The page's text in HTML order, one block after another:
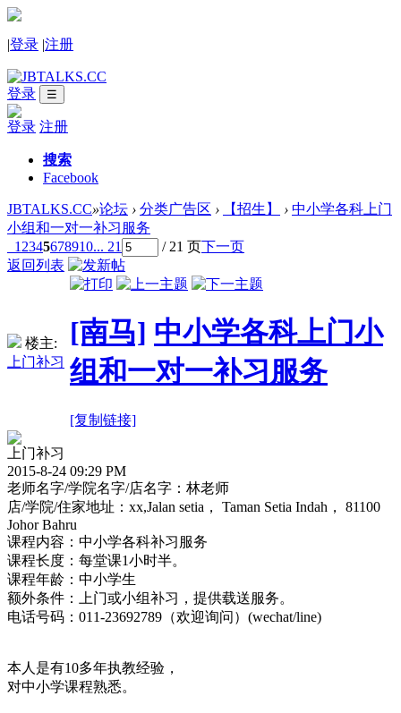
|登录 |注册
登录 ☰
登录 注册
搜索
Facebook
JBTALKS.CC»论坛 › 分类广告区 › 【招生】 › 中小学各科上门
小组和一对一补习服务
1 2345678910... 21 / 21 页下一页
返回列表
楼主:
上门补习
[南马] 中小学各科上门小
组和一对一补习服务
[复制链接]
上门补习
2015-8-24 09:29 PM
老师名字/学院名字/店名字：林老师
店/学院/住家地址：xx,Jalan setia， Taman Setia Indah， 81100
Johor Bahru
课程内容：中小学各科补习服务
课程长度：每堂课1小时半。
课程年龄：中小学生
额外条件：上门或小组补习，提供载送服务。
电话号码：011-23692789（欢迎询问）(wechat/line)
本人是有10多年执教经验，
对中小学课程熟悉。